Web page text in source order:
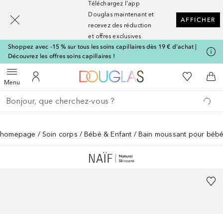
Téléchargez l'app
Douglas maintenant et
recevez des réduction
et offres exclusives
AFFICHER
Shoppez avec -15 % sur tous les soins capillaires dès 19 € d'achat |
Découvrez les offres soins capillaires !
MenuOuvrir le menuVers Mon Compte
Vers l'accueil Nocibé
Vers Ma
Retourner
Effectuer la recherche
homepage Soin corps Bébé & Enfant Bain moussant pour
[navigation.slideout.screenreader]